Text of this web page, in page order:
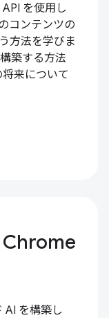
を使用し
コンテンツの
方法を学びま
築する方法
来について
AI を構築し